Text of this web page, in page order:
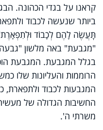
קראנו על בגדי הכהונה.
ביותר שנעשה לכבוד
תַּֽעֲשֶׂה לָהֶם לְכָבוֹד
"מגבעת" באה מלשון
בגלל המגבעת. המגבעת
הרוממות והעליונות שלו
המגבעות לכבוד ולתפארת,
החשיבות הגדולה של
משרתי ה'.